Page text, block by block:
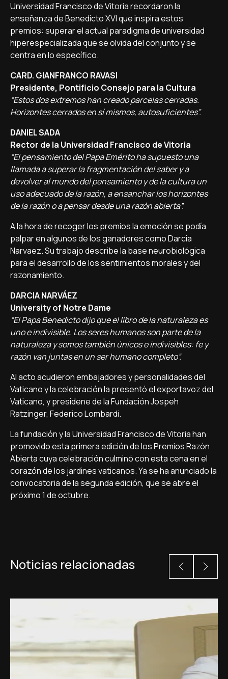
Universidad Francisco de Vitoria recordaron la
enseñanza de Benedicto XVI que inspira estos
premios: superar el actual paradigma de universidad
hiperespecializada que se olvida del conjunto y se
centra en lo específico.
CARD. GIANFRANCO RAVASI
Presidente, Pontificio Consejo para la Cultura
“Estos dos extremos han creado parcelas cerradas.
Horizontes cerrados en sí mismos, autosuficientes”.
DANIEL SADA
Rector de la Universidad Francisco de Vitoria
“El pensamiento del Papa Emérito ha supuesto una
llamada a superar la fragmentación del saber y a
devolver al mundo del pensamiento y de la cultura un
uso adecuado de la razón, a ensanchar los horizontes
de la razón o a pensar desde una razón abierta”.
A la hora de recoger los premios la emoción se podía
palpar en algunos de los ganadores como Darcia
Narvaez. Su trabajo describe la base neurobiológica
para el desarrollo de los sentimientos morales y del
razonamiento.
DARCIA NARVÁEZ
University of Notre Dame
“El Papa Benedicto dijo que el libro de la naturaleza es
uno e indivisible. Los seres humanos son parte de la
naturaleza y somos también únicos e indivisibles: fe y
razón van juntas en un ser humano completo”.
Al acto acudieron embajadores y personalidades del
Vaticano y la celebración la presentó el exportavoz del
Vaticano, y presidene de la Fundación Jospeh
Ratzinger, Federico Lombardi.
La fundación y la Universidad Francisco de Vitoria han
promovido esta primera edición de los Premios Razón
Abierta cuya celebración culminó con esta cena en el
corazón de los jardines vaticanos. Ya se ha anunciado la
convocatoria de la segunda edición, que se abre el
próximo 1 de octubre.
Noticias relacionadas